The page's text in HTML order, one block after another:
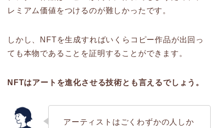
レミアム価値をつけるのが難しかったです。
しかし、NFTを生成すればいくらコピー作品が出回っ
ても本物であることを証明することができます。
NFTはアートを進化させる技術とも言えるでしょう。
アーティストはごくわずかの人しか